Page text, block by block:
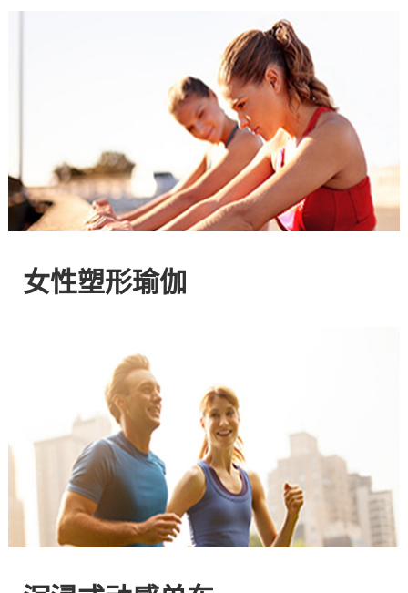
官
方
网
注
HIIT
女性塑形瑜伽